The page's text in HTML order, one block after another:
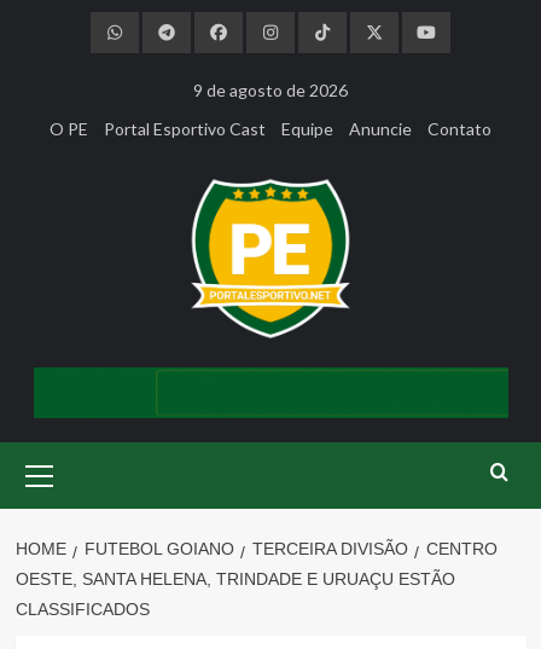
9 de agosto de 2026
O PE
Portal Esportivo Cast Equipe Anuncie Contato
Menu
HOME FUTEBOL GOIANO TERCEIRA DIVISÃO
CENTRO
OESTE, SANTA HELENA, TRINDADE E URUAÇU ESTÃO
CLASSIFICADOS